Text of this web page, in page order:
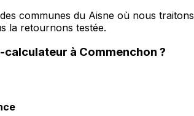
communes du Aisne où nous
la retournons testée.
calculateur à Commenchon ?